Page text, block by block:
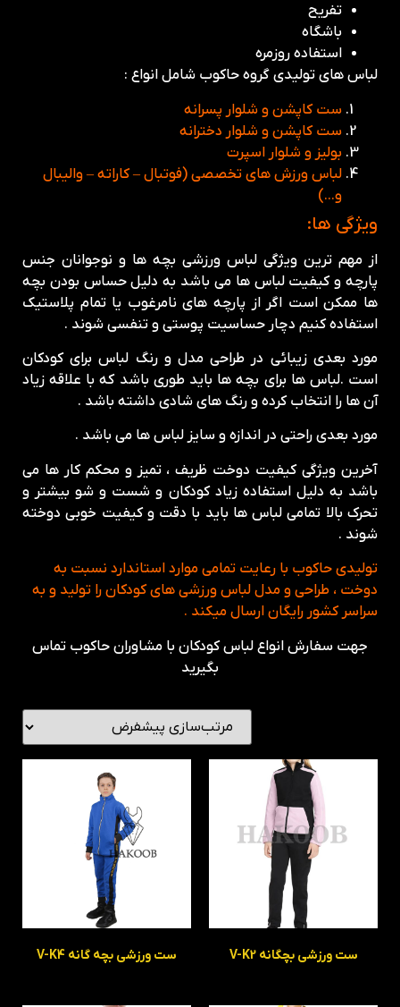
تفریح
باشگاه
استفاده روزمره
لباس های تولیدی گروه حاکوب شامل انواع :
ست کاپشن و شلوار پسرانه
ست کاپشن و شلوار دخترانه
بولیز و شلوار اسپرت
لباس ورزش های تخصصی (فوتبال – کاراته – والیبال
و…)
ویژگی ها:
از مهم ترین ویژگی لباس ورزشی بچه ها و نوجوانان جنس
پارچه و کیفیت لباس ها می باشد به دلیل حساس بودن بچه
ها ممکن است اگر از پارچه های نامرغوب یا تمام پلاستیک
استفاده کنیم دچار حساسیت پوستی و تنفسی شوند .
مورد بعدی زیبائی در طراحی مدل و رنگ لباس برای کودکان
است .لباس ها برای بچه ها باید طوری باشد که با علاقه زیاد
آن ها را انتخاب کرده و رنگ های شادی داشته باشد .
مورد بعدی راحتی در اندازه و سایز لباس ها می باشد .
آخرین ویژگی کیفیت دوخت ظریف ، تمیز و محکم کار ها می
باشد به دلیل استفاده زیاد کودکان و شست و شو بیشتر و
تحرک بالا تمامی لباس ها باید با دقت و کیفیت خوبی دوخته
شوند .
تولیدی حاکوب با رعایت تمامی موارد استاندارد نسبت به
دوخت ، طراحی و مدل لباس ورزشی های کودکان را تولید و به
سراسر کشور رایگان ارسال میکند .
جهت سفارش انواع لباس کودکان با مشاوران حاکوب تماس
بگیرید
ست ورزشی بچگانه V-K2 ست ورزشی بچه گانه V-K4